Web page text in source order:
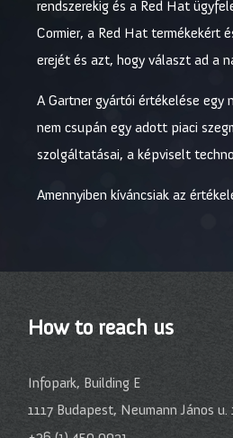
rendszerekig és a Red Hat
Cormier, a Red Hat termékekért
erejét és azt, hogy választ ad a
A Gartner gyártói értékelése
nem csupán egy adott piaci
szolgáltatásai, a képviselt
Amennyiben kíváncsiak az
How to reach us
Infopark, Building E
1117 Budapest, Neumann János u.